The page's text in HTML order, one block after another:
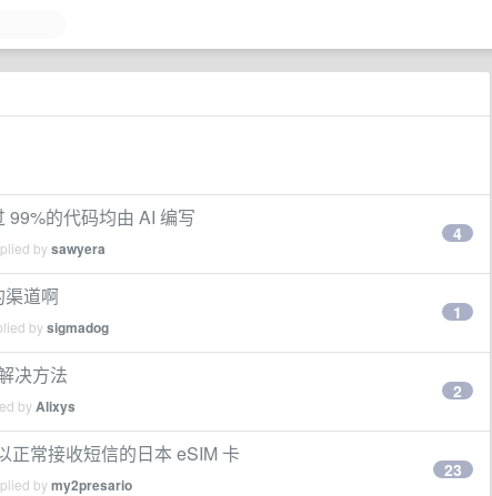
99%的代码均由 AI 编写
bysawyera
4
渠道啊
bysigmadog
1
决方法
byAlixys
2
正常接收短信的日本 eSIM 卡
bymy2presario
23